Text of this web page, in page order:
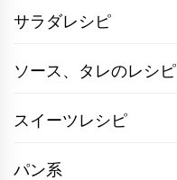
サラダレシピ
ソース、タレのレシピ
スイーツレシピ
パン系